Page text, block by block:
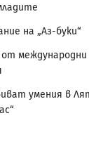
на „Аз-буки“
международни
умения в